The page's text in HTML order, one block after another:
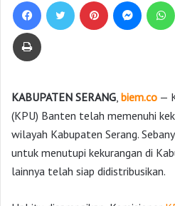
KABUPATEN SERANG, biem.co —
(KPU) Banten telah memenuhi
wilayah Kabupaten Serang.
untuk menutupi kekurangan di
lainnya telah siap didistribusikan.